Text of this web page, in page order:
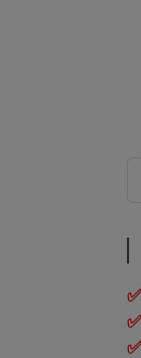
✅
✅
✅